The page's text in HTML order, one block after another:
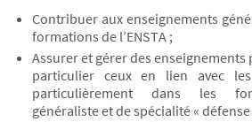
Contribuer aux enseignements
formations de l’ENSTA ;
Assurer et gérer des enseignements
particulier ceux en lien avec
particulièrement dans les
généraliste et de spécialité «